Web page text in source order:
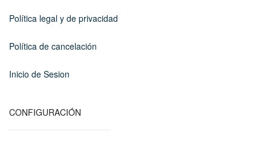
Política legal y de privacidad
Política de cancelación
Inicio de Sesion
CONFIGURACIÓN